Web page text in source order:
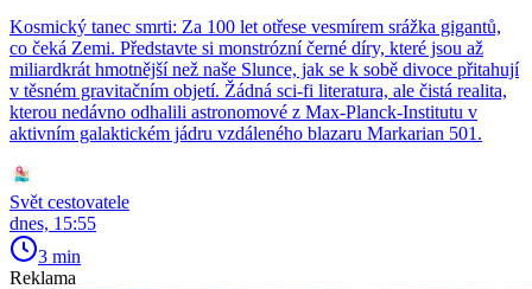
Kosmický tanec smrti: Za 100 let otřese vesmírem srážka gigantů,
co čeká Zemi. Představte si monstrózní černé díry, které jsou až
miliardkrát hmotnější než naše Slunce, jak se k sobě divoce přitahují
v těsném gravitačním objetí. Žádná sci-fi literatura, ale čistá realita,
kterou nedávno odhalili astronomové z Max-Planck-Institutu v
aktivním galaktickém jádru vzdáleného blazaru Markarian 501.
Svět cestovatele
dnes, 15:55
3 min
Reklama